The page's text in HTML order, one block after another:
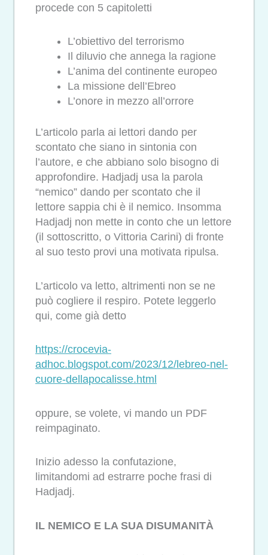
procede con 5 capitoletti
L’obiettivo del terrorismo
Il diluvio che annega la ragione
L’anima del continente europeo
La missione dell’Ebreo
L’onore in mezzo all’orrore
L’articolo parla ai lettori dando per
scontato che siano in sintonia con
l’autore, e che abbiano solo bisogno di
approfondire. Hadjadj usa la parola
“nemico” dando per scontato che il
lettore sappia chi è il nemico. Insomma
Hadjadj non mette in conto che un lettore
(il sottoscritto, o Vittoria Carini) di fronte
al suo testo provi una motivata ripulsa.
L’articolo va letto, altrimenti non se ne
può cogliere il respiro. Potete leggerlo
qui, come già detto
https://crocevia-
adhoc.blogspot.com/2023/12/lebreo-nel-
cuore-dellapocalisse.html
oppure, se volete, vi mando un PDF
reimpaginato.
Inizio adesso la confutazione,
limitandomi ad estrarre poche frasi di
Hadjadj.
IL NEMICO E LA SUA DISUMANITÀ